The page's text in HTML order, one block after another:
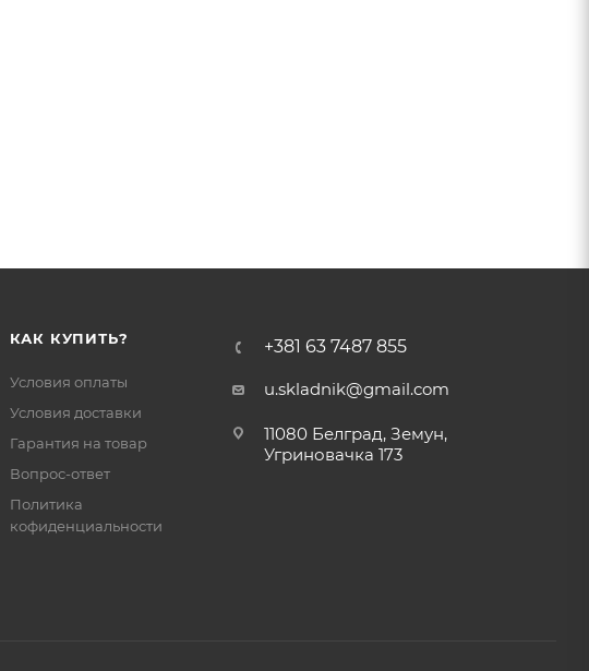
КАК КУПИТЬ?
Условия оплаты
Условия доставки
Гарантия на товар
Вопрос-ответ
Политика
кофиденциальности
+381 63 7487 855
u.skladnik@gmail.com
11080 Белград, Земун,
Угриновачка 173